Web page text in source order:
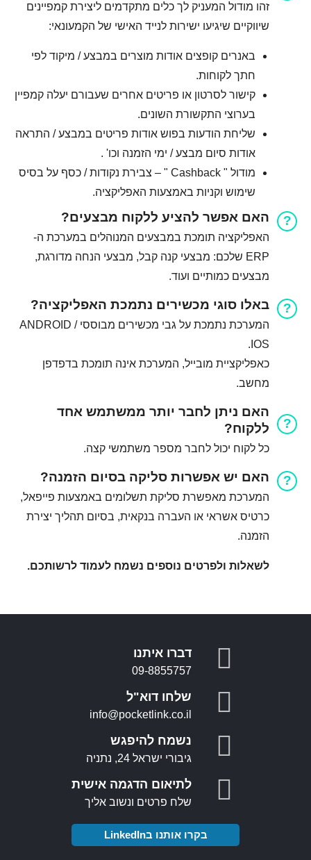
זהו מודול המעניק לך כלים מתקדמים ליצירת קמפיינים
שיווקיים שיגיעו ישירות לנייד האישי של הקמעונאי:
באנרים קופצים אודות מוצרים במבצע / מיקוד לפי
חתך לקוחות.
קישור לסרטון או פריטים אחרים שעבורם יעלה קמפיין
בערוצי התקשורת השונים.
שליחת הודעות בפוש אודות פריטים במבצע / התראה
אודות סיום מבצע / ימי הזמנה וכו' .
מודול " Cashback " – צבירת נקודות / כסף על בסיס
שימוש וקניות באמצעות האפליקציה.
האם אפשר להציע ללקוח מבצעים?
האפליקציה תומכת במבצעים המנוהלים במערכת ה-
ERP שלכם: מבצעי קנה קבל, מבצעי הנחה מדורגת,
מבצעים כמותיים ועוד.
באלו סוגי מכשירים נתמכת האפליקציה?
המערכת נתמכת על גבי מכשירים מבוססי ANDROID /
IOS.
כאפליקציית מובייל, המערכת אינה תומכת בדפדפן
מחשב.
האם ניתן לחבר יותר ממשתמש אחד
ללקוח?
כל לקוח יכול לחבר מספר משתמשי קצה.
האם יש אפשרות סליקה בסיום הזמנה?
המערכת מאפשרת סליקת תשלומים באמצעות פייפאל,
כרטיס אשראי או העברה בנקאית, בסיום תהליך יצירת
הזמנה.
לשאלות ולפרטים נוספים נשמח לעמוד לרשותכם.
דברו איתנו
09-8855757
שלחו דוא"ל
info@pocketlink.co.il
נשמח להיפגש
גיבורי ישראל 24, נתניה
לתיאום הדגמה אישית
שלח פרטים ונשוב אליך
בקרו אותנו בLinkedIn